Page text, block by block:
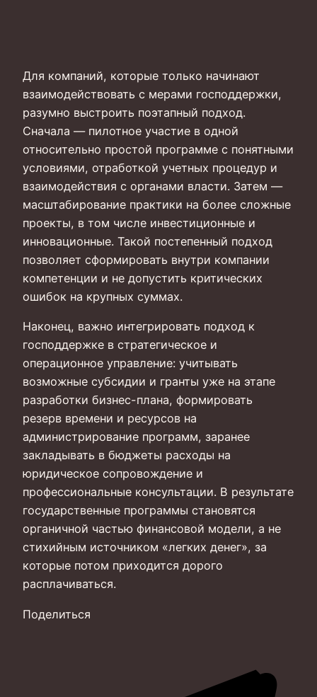
Для компаний, которые только начинают
взаимодействовать с мерами господдержки,
разумно выстроить поэтапный подход.
Сначала — пилотное участие в одной
относительно простой программе с понятными
условиями, отработкой учетных процедур и
взаимодействия с органами власти. Затем —
масштабирование практики на более сложные
проекты, в том числе инвестиционные и
инновационные. Такой постепенный подход
позволяет сформировать внутри компании
компетенции и не допустить критических
ошибок на крупных суммах.
Наконец, важно интегрировать подход к
господдержке в стратегическое и
операционное управление: учитывать
возможные субсидии и гранты уже на этапе
разработки бизнес-плана, формировать
резерв времени и ресурсов на
администрирование программ, заранее
закладывать в бюджеты расходы на
юридическое сопровождение и
профессиональные консультации. В результате
государственные программы становятся
органичной частью финансовой модели, а не
стихийным источником «легких денег», за
которые потом приходится дорого
расплачиваться.
Поделиться